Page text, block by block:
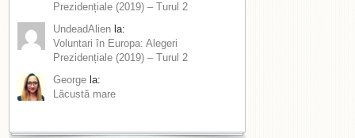
Prezidențiale (2019) – Turul 2
UndeadAlien la:
Voluntari în Europa: Alegeri
Prezidențiale (2019) – Turul 2
George la:
Lăcustă mare